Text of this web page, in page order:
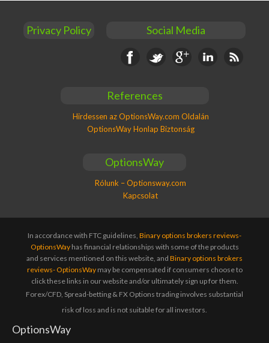
Privacy Policy Social Media
Facebook Google+ Linkedin RSS
References
Hirdessen az OptionsWay.com Oldalán
OptionsWay Honlap Biztonság
OptionsWay
Rólunk – Optionsway.com
Kapcsolat
In accordance with FTC guidelines, Binary options brokers reviews-
OptionsWayhas financial relationships with some of the products
and services mentioned on this website, and Binary options brokers
reviews- OptionsWaymay be compensated if consumers choose to
click these links in our website and/or ultimately sign up for them.
Forex/CFD, Spread-betting & FX Options trading involves substantial
risk of loss and is not suitable for all investors.
OptionsWay